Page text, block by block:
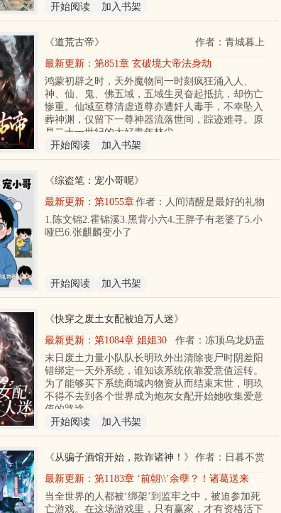
开始阅读
加入书架
《道荒古帝》
作者：青城暮上
最新更新： 第851章 玄破境大帝法身劫
鸿蒙初辟之时，天外魔物同一时刻疯狂涌入人、
神、仙、鬼、佛五域，五域生灵奋起抵抗，却伤亡
惨重。仙域至尊清虚道尊亦遭奸人毒手，不幸坠入
葬神渊，仅留下一尊神器流落世间，踪迹难寻。原
是二十一世纪的大好青年林尘
开始阅读
加入书架
《综盗笔：宠小哥呢》
作者：人间清醒是最好的礼物
最新更新： 第1055章 霍执玉2
1.陈文锦2.霍锦溪3.黑背小六4.王胖子有老婆了5.小
哑巴6.张麒麟变小了
开始阅读 加入书架
《快穿之废土女配被迫万人迷》
作者：冻顶乌龙奶盖
最新更新： 第1084章 姐姐30
末日废土力量小队队长明玖外出清除丧尸时阴差阳
错绑定一天外系统，谁知该系统依靠爱意值运转。
为了能够买下系统商城内物资从而结束末世，明玖
不得不去到各个世界成为炮灰女配开始她收集爱意
值的路途……
开始阅读
加入书架
《从骗子酒馆开始，欺诈诸神！ 》
作者：日暮不赏
最新更新： 第1183章 ‘前朝\\’余孽？！诸葛送来
了大礼？
当全世界的人都被‘绑架’到监牢之中，被迫参加死
亡游戏。在这场游戏里，只有赢家，才有资格活下